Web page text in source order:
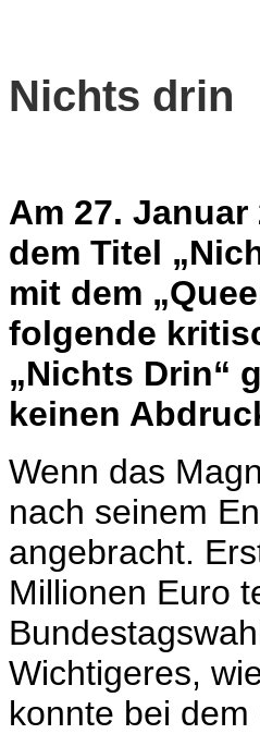
Nichts drin
Am 27.
dem Titel
mit dem
folgende
„Nichts Drin“
keinen
Wenn das
nach seinem
angebracht.
Millionen Euro
Wichtigeres,
konnte bei